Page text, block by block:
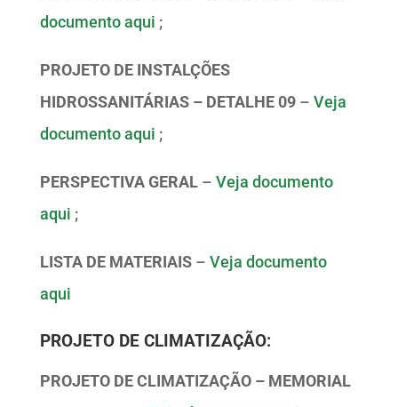
documento aqui ;
PROJETO DE INSTALÇÕES
HIDROSSANITÁRIAS – DETALHE 09– Veja
documento aqui ;
PERSPECTIVA GERAL– Veja documento
aqui ;
LISTA DE MATERIAIS– Veja documento
aqui
PROJETO DE CLIMATIZAÇÃO:
PROJETO DE CLIMATIZAÇÃO – MEMORIAL